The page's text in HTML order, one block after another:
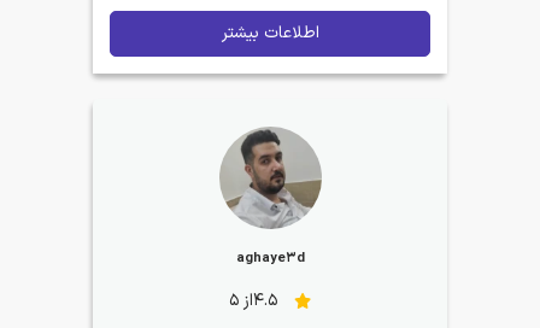
اطلاعات بیشتر
aghaye3d
4.5از 5